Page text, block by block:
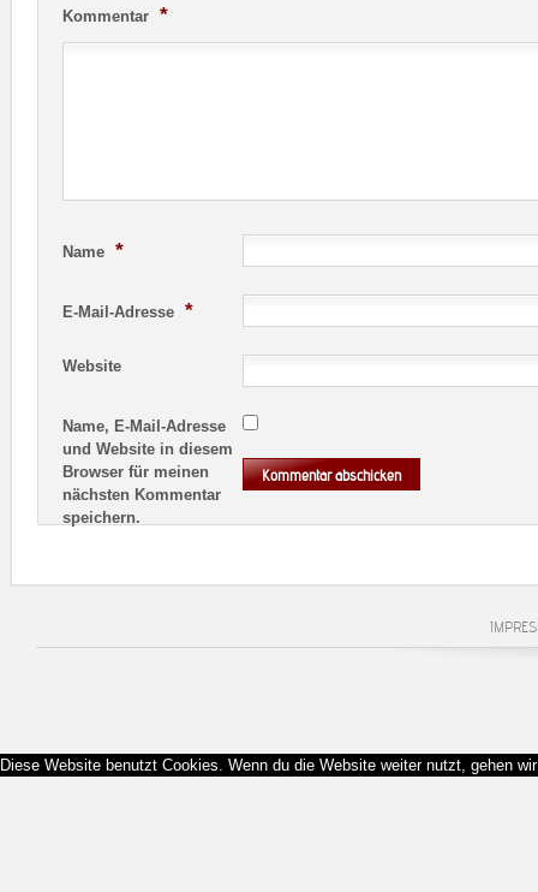
Kommentar *
Name *
E-Mail-Adresse *
Website
Name, E-Mail-Adresse
und Website in diesem
Browser für meinen
nächsten Kommentar
speichern.
Diese Website benutzt Cookies. Wenn du die Website weiter nutzt, gehen